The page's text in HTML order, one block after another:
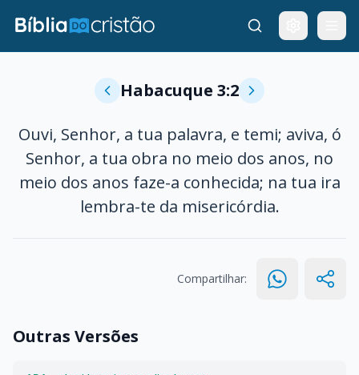
Habacuque 3:2
Ouvi, Senhor, a tua palavra, e temi; aviva, ó
Senhor, a tua obra no meio dos anos, no
meio dos anos faze-a conhecida; na tua ira
lembra-te da misericórdia.
Compartilhar:
Outras Versões